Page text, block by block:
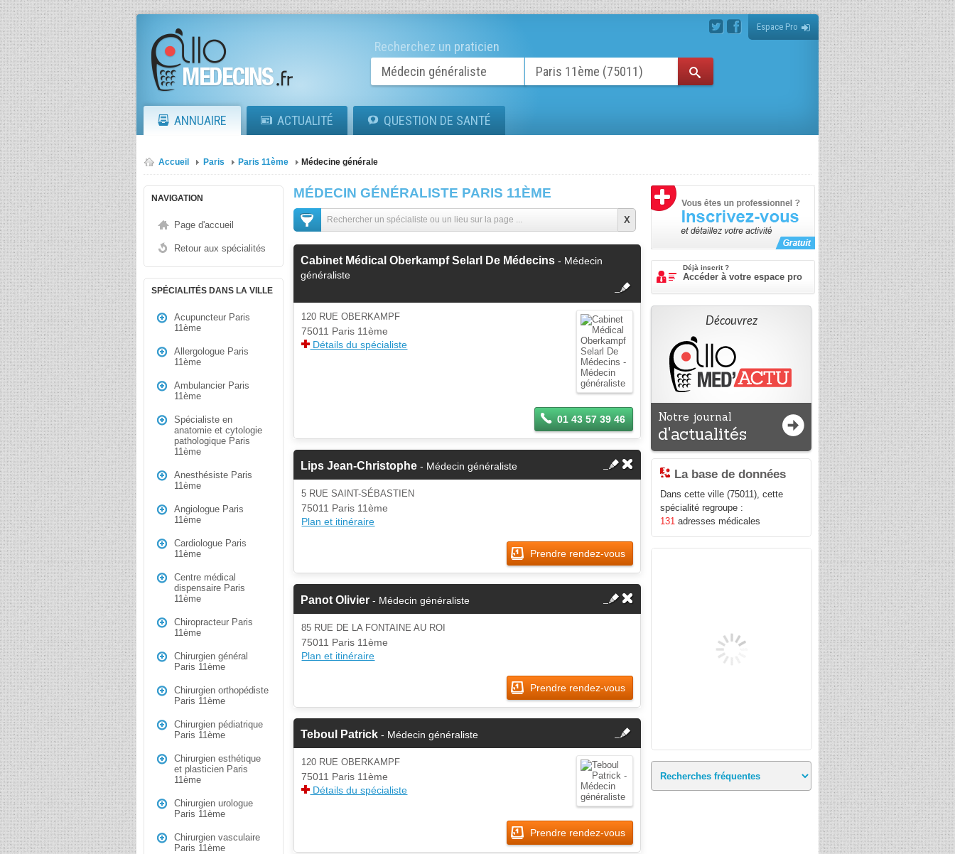
Espace Pro
Recherchez un praticien
ANNUAIRE ACTUALITÉ QUESTION DE SANTÉ
Accueil Paris Paris 11ème Médecine générale
NAVIGATION
Page d'accueil
Retour aux spécialités
SPÉCIALITÉS DANS LA VILLE
Acupuncteur Paris
11ème
Allergologue Paris
11ème
Ambulancier Paris
11ème
Spécialiste en
anatomie et cytologie
pathologique Paris
11ème
Anesthésiste Paris
11ème
Angiologue Paris
11ème
Cardiologue Paris
11ème
Centre médical
dispensaire Paris
11ème
Chiropracteur Paris
11ème
Chirurgien général
Paris 11ème
Chirurgien orthopédiste
Paris 11ème
Chirurgien pédiatrique
Paris 11ème
Chirurgien esthétique
et plasticien Paris
11ème
Chirurgien urologue
Paris 11ème
Chirurgien vasculaire
Paris 11ème
MÉDECIN GÉNÉRALISTE PARIS 11ÈME
Cabinet Médical Oberkampf Selarl De Médecins - Médecin
généraliste
fermer
d'un membre.
Si vous êtes ce membre, mettez à
jour ces informations sur votre
Se
connecter
120 RUE OBERKAMPF
75011 Paris 11ème
Détails du spécialiste
01 43 57 39 46
Lips Jean-Christophe - Médecin généraliste
5 RUE SAINT-SÉBASTIEN
75011 Paris 11ème
Plan et itinéraire
Prendre rendez-vous
Panot Olivier - Médecin généraliste
85 RUE DE LA FONTAINE AU ROI
75011 Paris 11ème
Plan et itinéraire
Prendre rendez-vous
Teboul Patrick - Médecin généraliste fermer
Cette fiche est la propriété
d'un membre.
Si vous êtes ce membre, mettez à
jour ces informations sur votre
Se
connecter
120 RUE OBERKAMPF
75011 Paris 11ème
Détails du spécialiste
Prendre rendez-vous
Déjà inscrit ?
Accéder à votre espace pro
Découvrez
Notre journal
d'actualités
La base de données
Dans cette ville (75011), cette
spécialité regroupe :
131 adresses médicales